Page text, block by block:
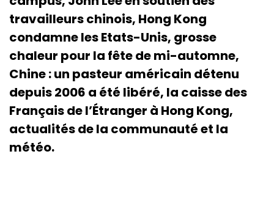
travailleurs chinois, Hong Kong
condamne les Etats-Unis, grosse
chaleur pour la fête de mi-automne,
Chine : un pasteur américain détenu
depuis 2006 a été libéré, la caisse des
Français de l’Étranger à Hong Kong,
actualités de la communauté et la
météo.